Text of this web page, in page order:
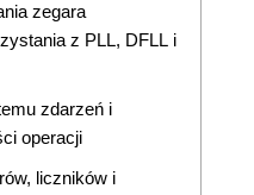
zegara
z PLL, DFLL i
zdarzeń i
operacji
liczników i